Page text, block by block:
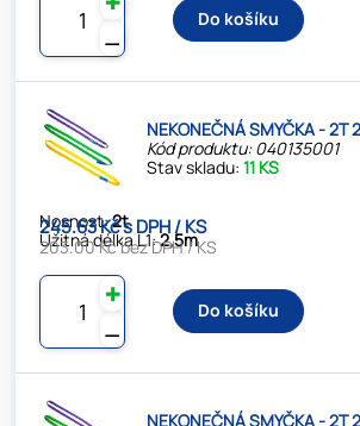
⚊
Do košíku
NEKONEČNÁ SMYČKA - 2T
Kód produktu: 040135001
Stav skladu:11 KS
Nosnost:2t
Užitná délka L1:2,5m
245.63 Kč s DPH / KS
203.00 Kč bez DPH / KS
⚊
✚
Do košíku
NEKONEČNÁ SMYČKA - 2T